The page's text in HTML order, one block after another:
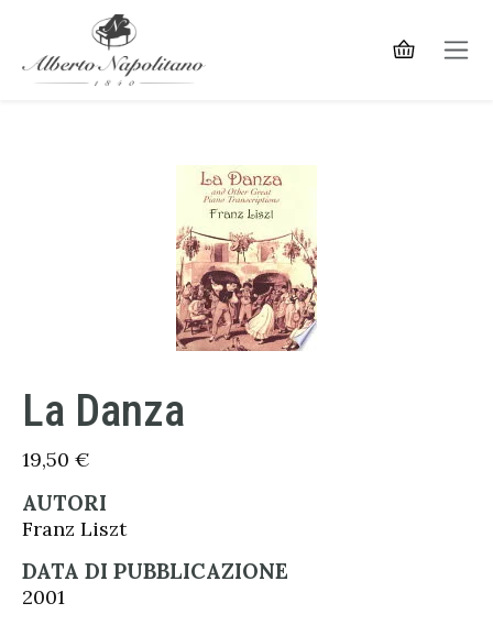
La Danza
19,50 €
AUTORI
Franz Liszt
DATA DI PUBBLICAZIONE
2001